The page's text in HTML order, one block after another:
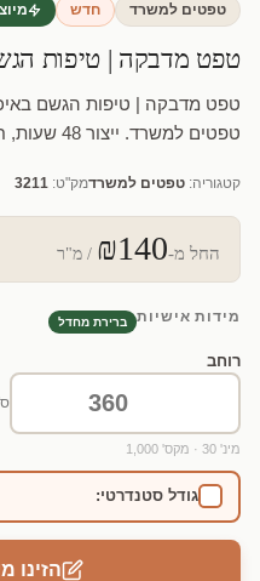
טפטים למשרד חדש
טפט מדבקה | טיפות
טפט מדבקה | טיפות הגשם
טפטים למשרד. ייצור 48 שעות, חיתוך לפי מידה.
קטגוריה: טפטים למשרדמק"ט: 3211
החל מ-₪140 / מ"ר
מידות אישיות ברירת מחדל
רוחב
מינ' 30 · מקס' 1,000
גודל סטנדרטי:
הזינו